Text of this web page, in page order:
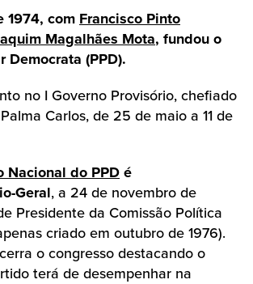
1974, com Francisco Pinto
Magalhães Mota, fundou o
Democrata (PPD).
no I Governo Provisório, chefiado
Carlos, de 25 de maio a 11 de
Nacional do PPD é
Geral, a 24 de novembro de
Presidente da Comissão Política
criado em outubro de 1976).
o congresso destacando o
terá de desempenhar na